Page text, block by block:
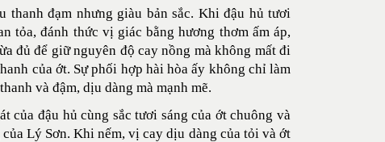
đạm nhưng giàu bản sắc. Khi đậu hủ tươi
tỏa, đánh thức vị giác bằng hương thơm ấm áp,
đủ để giữ nguyên độ cay nồng mà không mất đi
của ớt. Sự phối hợp hài hòa ấy không chỉ làm
và đậm, dịu dàng mà mạnh mẽ.
của đậu hủ cùng sắc tươi sáng của ớt chuông và
Lý Sơn. Khi nếm, vị cay dịu dàng của tỏi và ớt